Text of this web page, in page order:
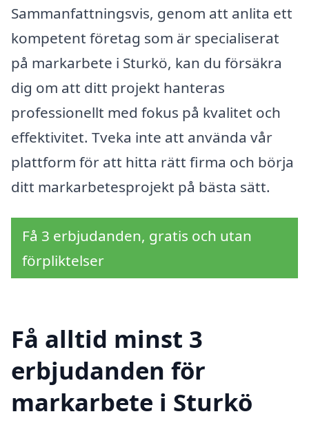
Sammanfattningsvis, genom att anlita ett
kompetent företag som är specialiserat
på markarbete i Sturkö, kan du försäkra
dig om att ditt projekt hanteras
professionellt med fokus på kvalitet och
effektivitet. Tveka inte att använda vår
plattform för att hitta rätt firma och börja
ditt markarbetesprojekt på bästa sätt.
Få 3 erbjudanden, gratis och utan
förpliktelser
Få alltid minst 3
erbjudanden för
markarbete i Sturkö